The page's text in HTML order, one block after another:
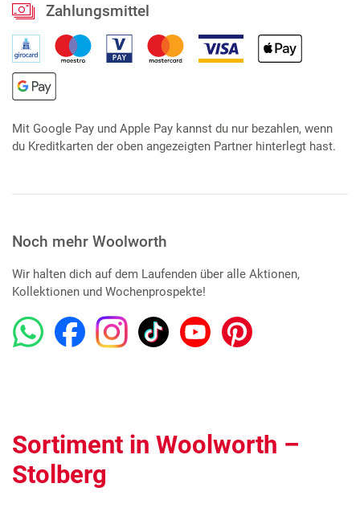
Zahlungsmittel
Mit Google Pay und Apple Pay kannst du nur bezahlen, wenn
du Kreditkarten der oben angezeigten Partner hinterlegt hast.
Noch mehr Woolworth
Wir halten dich auf dem Laufenden über alle Aktionen,
Kollektionen und Wochenprospekte!
Sortiment in Woolworth –
Stolberg